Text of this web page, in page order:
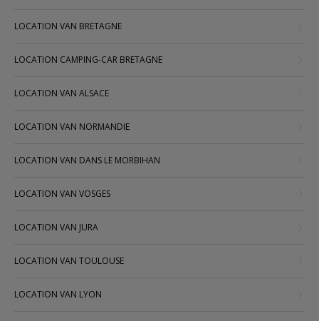
LOCATION VAN BRETAGNE
LOCATION CAMPING-CAR BRETAGNE
LOCATION VAN ALSACE
LOCATION VAN NORMANDIE
LOCATION VAN DANS LE MORBIHAN
LOCATION VAN VOSGES
LOCATION VAN JURA
LOCATION VAN TOULOUSE
LOCATION VAN LYON